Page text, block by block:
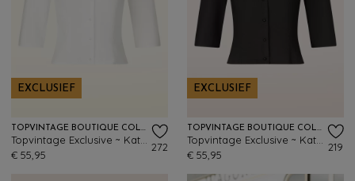
EXCLUSIEF
TOPVINTAGE BOUTIQUE COLLECTION
€ 55,95
272
EXCLUSIEF
TOPVINTAGE BOUTIQUE COLLECTION
€ 55,95
219